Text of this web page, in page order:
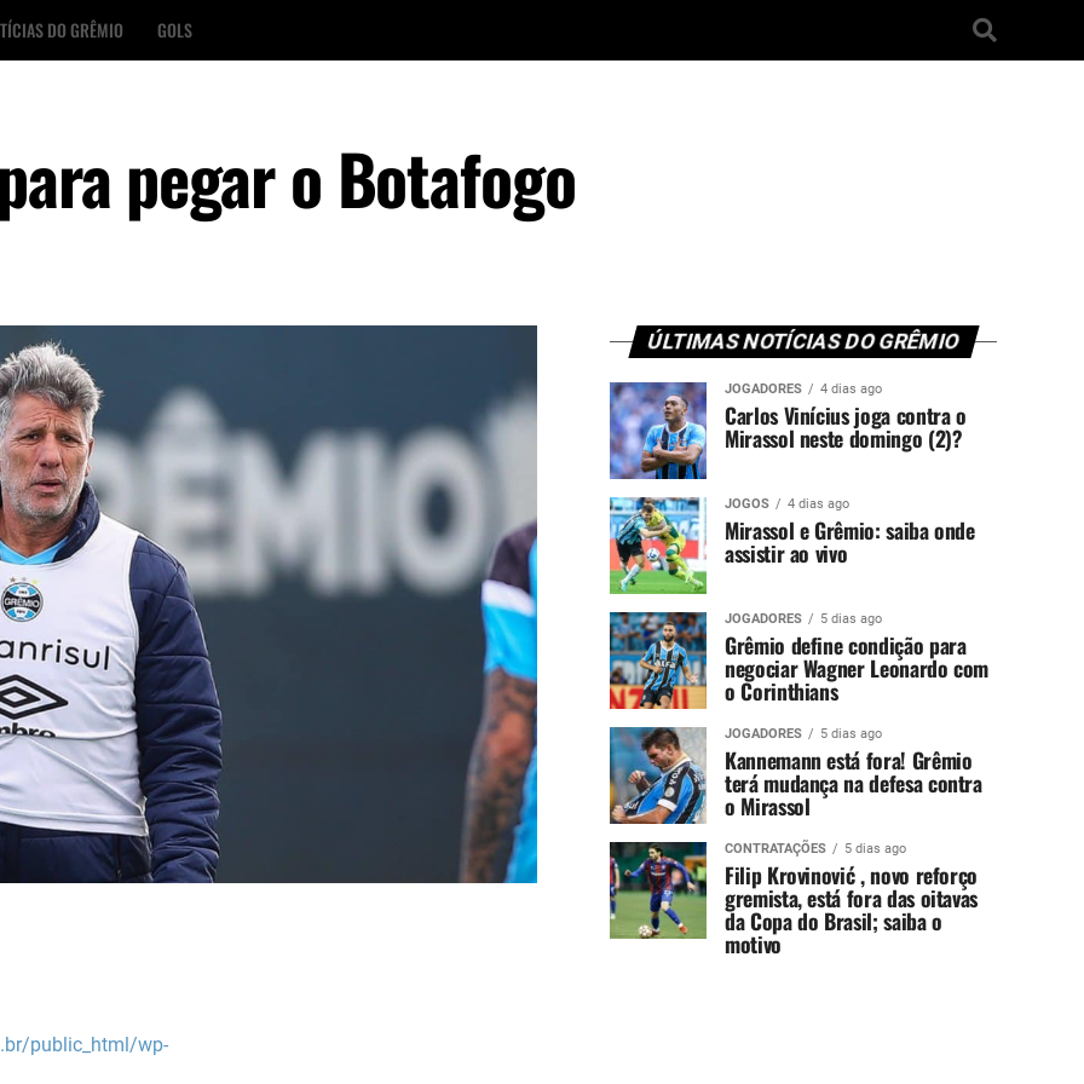
DO GRÊMIO GOLS
pegar o Botafogo
public_html/wp-
ÚLTIMAS NOTÍCIAS DO GRÊMIO
JOGADORES 4 dias ago
Carlos Vinícius joga contra o
Mirassol neste domingo (2)?
JOGOS 4 dias ago
Mirassol e Grêmio: saiba onde
assistir ao vivo
JOGADORES 5 dias ago
Grêmio define condição para
negociar Wagner Leonardo com
o Corinthians
JOGADORES 5 dias ago
Kannemann está fora! Grêmio
terá mudança na defesa contra
o Mirassol
CONTRATAÇÕES 5 dias ago
Filip Krovinović , novo reforço
gremista, está fora das oitavas
da Copa do Brasil; saiba o
motivo